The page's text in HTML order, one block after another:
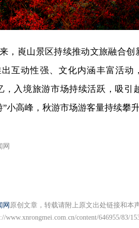
，崀山景区持续推动文旅融合
互动性强、文化内涵丰富活动
，入境旅游市场持续活跃，吸引
小高峰，秋游市场游客量持续攀升
网
网 原创文章，转载请附上原文出处链接和本
www.xnrongmei.com.cn/content/646955/83/